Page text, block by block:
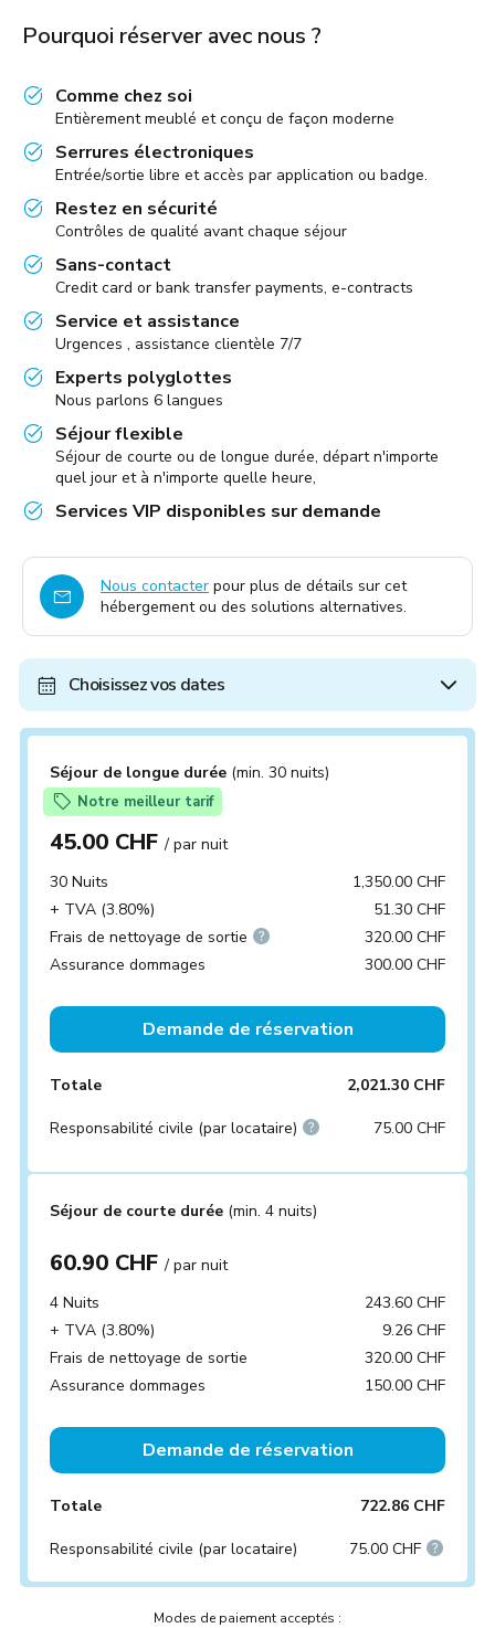
Pourquoi réserver avec nous ?
Comme chez soi
Entièrement meublé et conçu de façon moderne
Serrures électroniques
Entrée/sortie libre et accès par application ou badge.
Restez en sécurité
Contrôles de qualité avant chaque séjour
Sans-contact
Credit card or bank transfer payments, e-contracts
Service et assistance
Urgences , assistance clientèle 7/7
Experts polyglottes
Nous parlons 6 langues
Séjour flexible
Séjour de courte ou de longue durée, départ n'importe
quel jour et à n'importe quelle heure,
Services VIP disponibles sur demande
Nous contacter pour plus de détails sur cet
hébergement ou des solutions alternatives.
Choisissez vos dates
Séjour de longue durée (min. 30 nuits)
Notre meilleur tarif
45.00 CHF/ par nuit
30 Nuits
1,350.00 CHF
+ TVA (3.80%)
51.30 CHF
Frais de nettoyage de sortie
320.00 CHF
Assurance dommages
300.00 CHF
Demande de réservation
Totale 2,021.30 CHF
Responsabilité civile (par locataire) 75.00 CHF
Séjour de courte durée (min. 4 nuits)
60.90 CHF/ par nuit
4 Nuits
243.60 CHF
+ TVA (3.80%)
9.26 CHF
Frais de nettoyage de sortie
320.00 CHF
Assurance dommages
150.00 CHF
Demande de réservation
Totale 722.86 CHF
Responsabilité civile (par locataire) 75.00 CHF
Modes de paiement acceptés :